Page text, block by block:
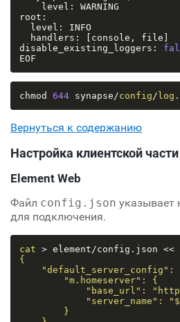
    level: WARNING
root:
  level: INFO
  handlers: [console, file]
disable_existing_loggers:
chmod 644 synapse/config/ log .
Вернуться к содержанию
Настройка клиентской
Element Web
Файл config.json указывает
для подключения.
cat > element/config.json <<
{
"default_server_config":
        "m.homeserver": {
"base_url":
"server_name":
        }